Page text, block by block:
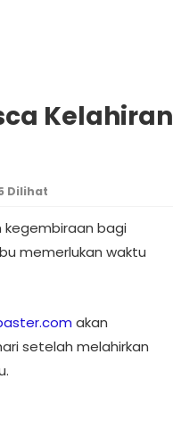
Kelahiran
Dilihat
kegembiraan bagi
memerlukan waktu
akan
setelah melahirkan